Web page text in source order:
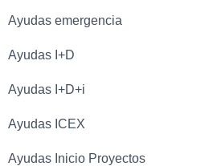
Ayudas emergencia
Ayudas I+D
Ayudas I+D+i
Ayudas ICEX
Ayudas Inicio Proyectos